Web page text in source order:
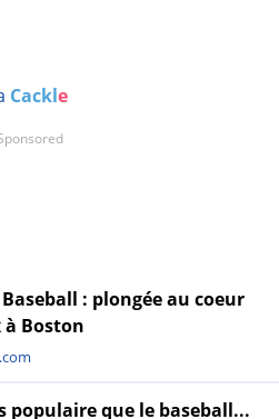
Cackle
: plongée au coeur
à Boston
populaire que le baseball...